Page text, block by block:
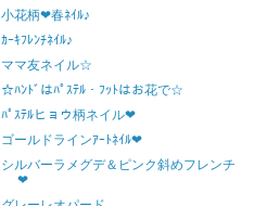
小花柄❤春ﾈｲﾙ♪
ｶｰｷﾌﾚﾝﾁﾈｲﾙ♪
ママ友ネイル☆
☆ﾊﾝﾄﾞはﾊﾟｽﾃﾙ・ﾌｯﾄはお花で☆
ﾊﾟｽﾃﾙヒョウ柄ネイル❤
ゴールドラインｱｰﾄﾈｲﾙ❤
シルバーラメグデ＆ピンク斜めフレンチ
❤